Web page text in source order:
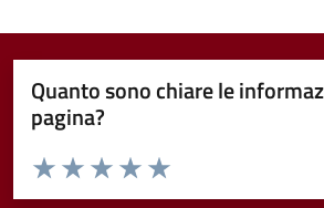
Quanto sono chiare le
pagina?
Valuta da 1 a 5 stelle la pagina
Valuta 5 stelle su 5
Valuta 4 stelle su 5
Valuta 3 stelle su 5
Valuta 2 stelle su 5
Valuta 1 stelle su 5